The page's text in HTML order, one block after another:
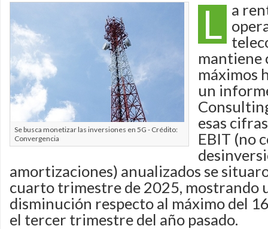
Se busca monetizar las inversiones en 5G - Crédito:
Convergencia
L a
mantiene
máximos
un
esas
EBIT (no
amortizaciones) anualizados se
cuarto trimestre de 2025, mostrando
disminución respecto al máximo del
el tercer trimestre del año pasado.